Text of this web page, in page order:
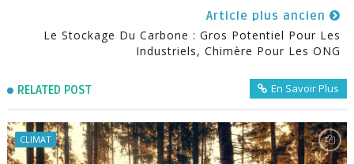
Article plus ancien
Le Stockage Du Carbone : Gros Potentiel Pour Les
Industriels, Chimère Pour Les ONG
RELATED POST En Savoir Plus
CLIMAT